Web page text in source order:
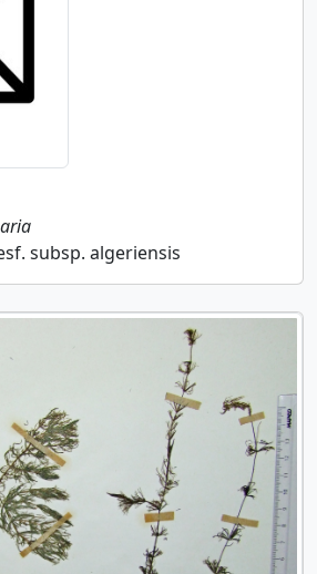
subsp. algeriensis